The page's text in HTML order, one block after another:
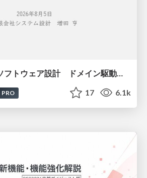
今こそ聞きたいソフトウェア設計 ドメイン駆動設計再入門
PRO 17 6.1k